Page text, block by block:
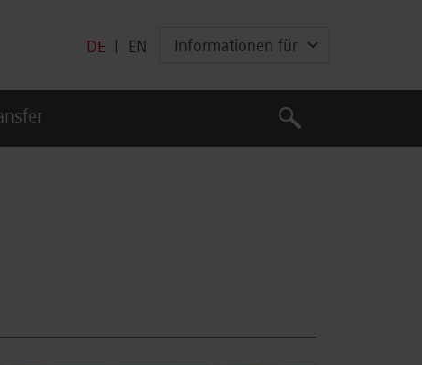
DE EN Informationen für
Suche
Suche